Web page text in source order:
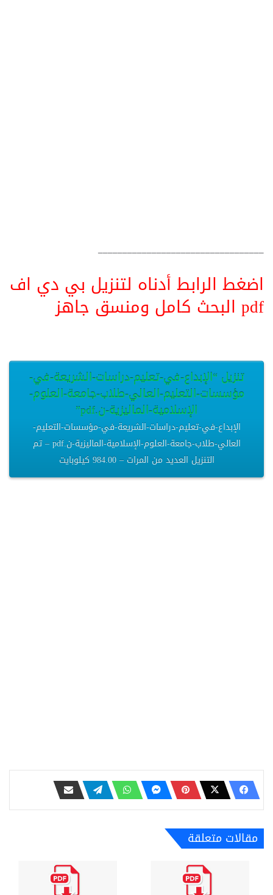
__________________________________
اضغط الرابط أدناه لتنزيل بي دي اف
pdf البحث كامل ومنسق جاهز
تنزيل “الإبداع-في-تعليم-دراسات-الشريعة-في-
مؤسسات-التعليم-العالي-طلاب-جامعة-العلوم-
الإسلامية-الماليزية-ن.pdf”
الإبداع-في-تعليم-دراسات-الشريعة-في-مؤسسات-التعليم-
العالي-طلاب-جامعة-العلوم-الإسلامية-الماليزية-ن.pdf – تم
التنزيل العديد من المرات – 984.00 كيلوبايت
مقالات متعلقة